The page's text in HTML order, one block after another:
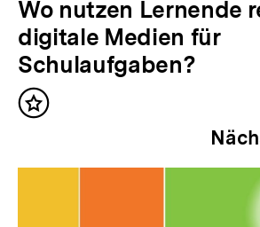
V
o
r
h
e
i
Wo nutzen Lernende
digitale Medien für
Schulaufgaben?
Inhalt